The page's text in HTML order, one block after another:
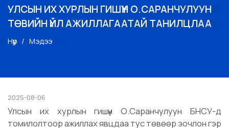
УЛСЫН ИХ ХУРЛЫН ГИШҮҮН О.САРАНЧУЛУУН
ТӨВИЙН ҮЙЛ АЖИЛЛАГААТАЙ ТАНИЛЦЛАА
Нүүр Мэдээ
2025-08-06
Улсын их хурлын гишүүн О.Саранчулуун БНСУ-д
томилолтоор ажиллах явцдаа тус төвөөр зочлон гэр